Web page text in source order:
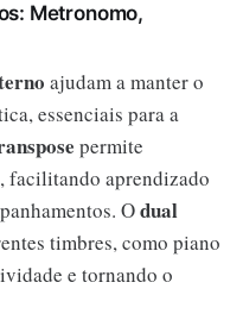
Metronomo,
ajudam a manter o
essenciais para a
permite
facilitando aprendizado
Odual
timbres, como piano
e tornando o